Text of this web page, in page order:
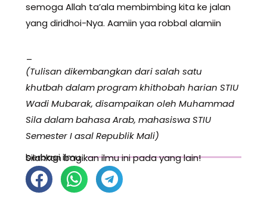
semoga Allah ta’ala membimbing kita ke jalan
yang diridhoi-Nya. Aamiin yaa robbal alamiin
(Tulisan dikembangkan dari salah satu
khutbah dalam program khithobah harian STIU
Wadi Mubarak, disampaikan oleh Muhammad
Sila dalam bahasa Arab, mahasiswa STIU
Semester I asal Republik Mali)
berbagi ilmu
Silahkan bagikan ilmu ini pada yang lain!